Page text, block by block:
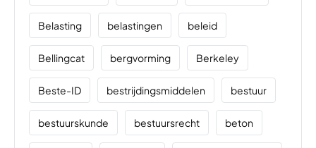
Belasting belastingen beleid
Bellingcat bergvorming Berkeley
Beste-ID bestrijdingsmiddelen bestuur
bestuurskunde bestuursrecht beton